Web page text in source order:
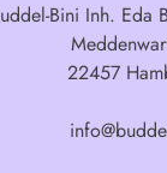
Bini Inh. Eda
22457